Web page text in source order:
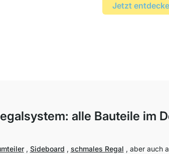
Jetzt
alle Bauteile im
, Sideboard , schmales Regal , aber auch